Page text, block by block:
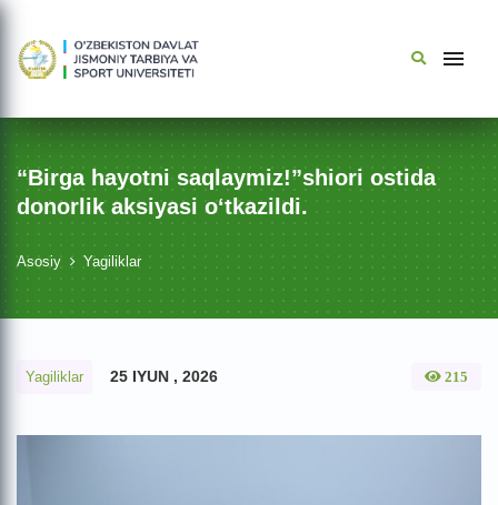
“Birga hayotni saqlaymiz!”shiori ostida
donorlik aksiyasi o‘tkazildi.
Asosiy Yagiliklar
Yagiliklar 25 IYUN , 2026 215